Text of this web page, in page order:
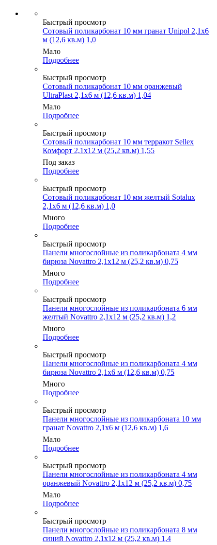
Быстрый просмотр
Сотовый поликарбонат 10 мм гранат Unipol 2,1х6
м (12,6 кв.м) 1,0
Мало
Подробнее
Быстрый просмотр
Сотовый поликарбонат 10 мм оранжевый
UltraPlast 2,1х6 м (12,6 кв.м) 1,04
Мало
Подробнее
Быстрый просмотр
Сотовый поликарбонат 10 мм терракот Sellex
Комфорт 2,1х12 м (25,2 кв.м) 1,55
Под заказ
Подробнее
Быстрый просмотр
Сотовый поликарбонат 10 мм желтый Sotalux
2,1х6 м (12,6 кв.м) 1,0
Много
Подробнее
Быстрый просмотр
Панели многослойные из поликарбоната 4 мм
бирюза Novattro 2,1х12 м (25,2 кв.м) 0,75
Много
Подробнее
Быстрый просмотр
Панели многослойные из поликарбоната 6 мм
желтый Novattro 2,1х12 м (25,2 кв.м) 1,2
Много
Подробнее
Быстрый просмотр
Панели многослойные из поликарбоната 4 мм
бирюза Novattro 2,1х6 м (12,6 кв.м) 0,75
Много
Подробнее
Быстрый просмотр
Панели многослойные из поликарбоната 10 мм
гранат Novattro 2,1х6 м (12,6 кв.м) 1,6
Мало
Подробнее
Быстрый просмотр
Панели многослойные из поликарбоната 4 мм
оранжевый Novattro 2,1х12 м (25,2 кв.м) 0,75
Мало
Подробнее
Быстрый просмотр
Панели многослойные из поликарбоната 8 мм
синий Novattro 2,1х12 м (25,2 кв.м) 1,4